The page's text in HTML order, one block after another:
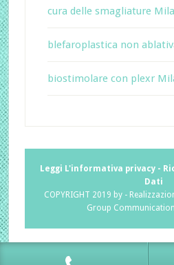
cura delle smagliature
blefaroplastica non
biostimolare con plexr
Leggi L'informativa privacy -
Dati
COPYRIGHT 2019 by -
Group Communication